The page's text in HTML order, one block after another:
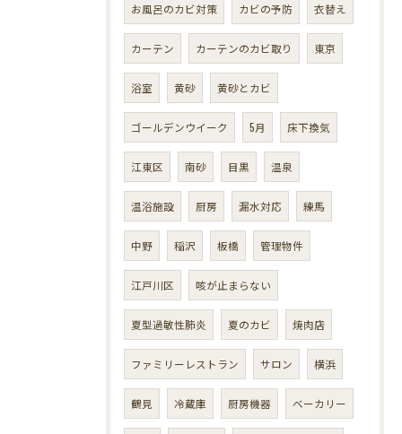
お風呂のカビ対策 カビの予防 衣替え
カーテン カーテンのカビ取り 東京
浴室 黄砂 黄砂とカビ
ゴールデンウイーク 5月 床下換気
江東区 南砂 目黒 温泉
温浴施設 厨房 漏水対応 練馬
中野 稲沢 板橋 管理物件
江戸川区 咳が止まらない
夏型過敏性肺炎 夏のカビ 焼肉店
ファミリーレストラン サロン 横浜
鶴見 冷蔵庫 厨房機器 ベーカリー